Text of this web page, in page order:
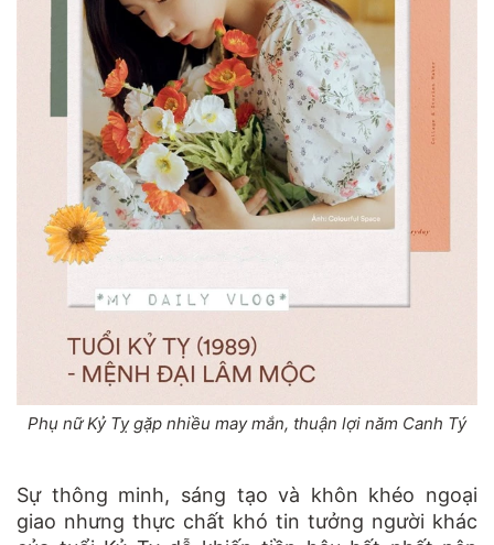
Phụ nữ Kỷ Tỵ gặp nhiều may mắn, thuận lợi năm Canh Tý
Sự thông minh, sáng tạo và khôn khéo ngoại
giao nhưng thực chất khó tin tưởng người khác